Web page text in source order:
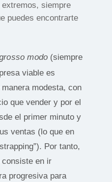
siempre
puedes encontrarte
modo (siempre
viable es
modesta, con
que vender y por el
el primer minuto y
ventas (lo que en
Por tanto,
en ir
progresiva para